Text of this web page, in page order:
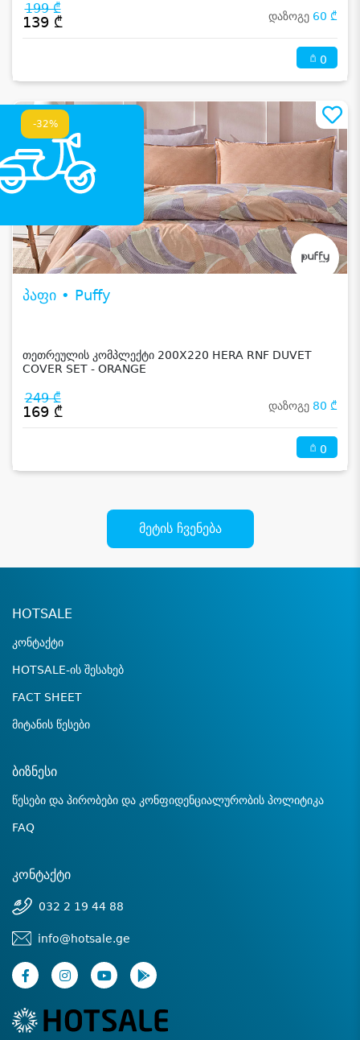
199 ₾
139 ₾ დაზოგე 60 ₾
0
-32%
პაფი • Puffy
თეთრეულის კომპლექტი 200X220 HERA RNF DUVET
COVER SET - ORANGE
249 ₾
169 ₾ დაზოგე 80 ₾
0
მეტის ჩვენება
HOTSALE
კონტაქტი
HOTSALE-ის შესახებ
FACT SHEET
მიტანის წესები
ბიზნესი
წესები და პირობები და კონფიდენციალურობის პოლიტიკა
FAQ
კონტაქტი
032 2 19 44 88
info@hotsale.ge